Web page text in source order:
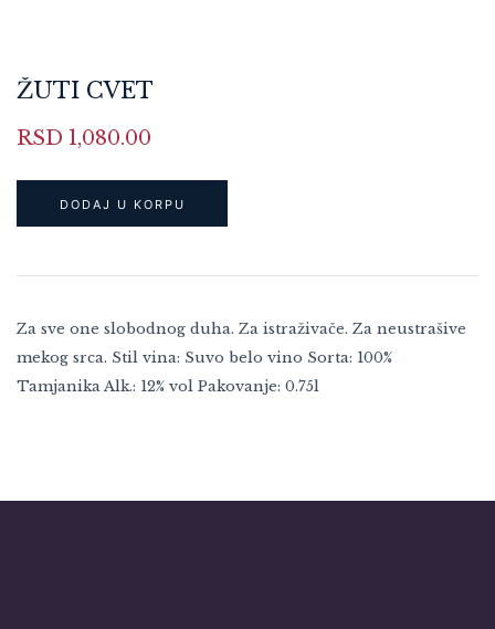
ŽUTI CVET
RSD 1,080.00
DODAJ U KORPU
Za sve one slobodnog duha. Za istraživače. Za neustrašive
mekog srca. Stil vina: Suvo belo vino Sorta: 100%
Tamjanika Alk.: 12% vol Pakovanje: 0.75l